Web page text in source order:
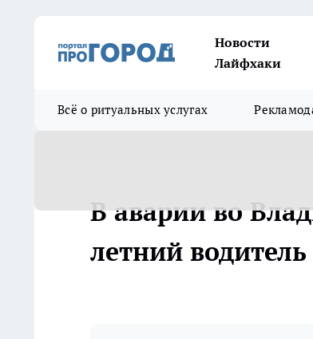
Новости
Лайфхаки
Всё о ритуальных услугах
В аварии во
летний водитель